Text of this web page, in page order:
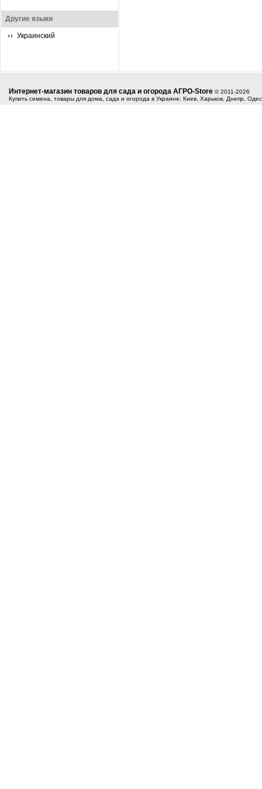
Другие языки
Украинский
Интернет-магазин товаров для сада и огорода АГРО-Store © 2011-2026
Купить семена, товары для дома, сада и огорода в Украине: Киев, Харьков, Днепр,